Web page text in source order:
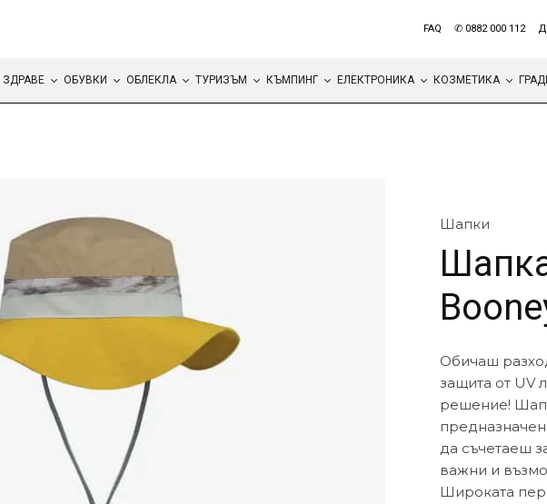
FAQ ✆ 0882 000 112
ЗДРАВЕ ОБУВКИ ОБЛЕКЛА ТУРИЗЪМ КЪМПИНГ ЕЛЕКТРОНИКА КОЗМЕТИКА
Шапки
Обичаш
защита от UV
решение!
да съчетаеш
важни и
Широката